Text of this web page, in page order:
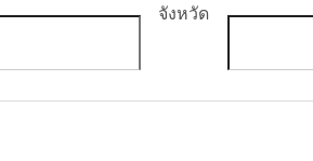
จังหวัด